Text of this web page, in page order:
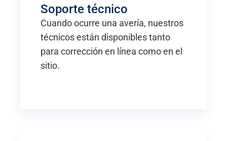
Soporte técnico
Cuando ocurre una avería, nuestros
técnicos están disponibles tanto
para corrección en línea como en el
sitio.